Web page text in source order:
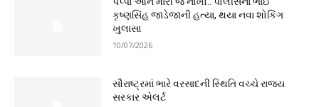
કૃષ્ણસિંહ જાડેજાની હત્યા, થયા નવા શોકિંગ
ખુલાસા
10/07/2026
સૌરાષ્ટ્રમાં ભારે વરસાદની સ્થિતિ વચ્ચે રાજ્ય
સરકાર એલર્ટ